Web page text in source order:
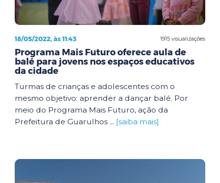
1915 visualizações
18/05/2022, às 11:43
Programa Mais Futuro oferece aula de
balé para jovens nos espaços educativos
da cidade
Turmas de crianças e adolescentes com o
mesmo objetivo: aprender a dançar balé. Por
meio do Programa Mais Futuro, ação da
Prefeitura de Guarulhos ... [saiba mais]